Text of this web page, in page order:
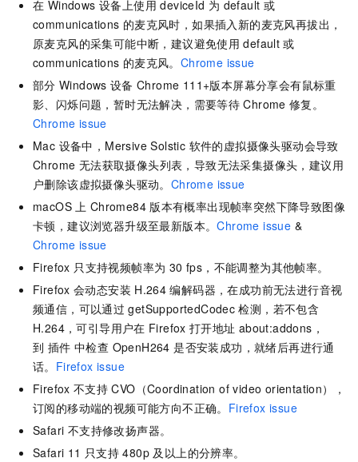
在 Windows 设备上使用 deviceId 为 default 或
communications 的麦克风时，如果插入新的麦克风再拔出，
原麦克风的采集可能中断，建议避免使用 default 或
communications 的麦克风。 Chrome issue
部分 Windows 设备 Chrome 111+版本屏幕分享会有鼠标重
影、闪烁问题，暂时无法解决，需要等待 Chrome 修复。
Chrome issue
Mac 设备中，Mersive Solstic 软件的虚拟摄像头驱动会导致
Chrome 无法获取摄像头列表，导致无法采集摄像头，建议用
户删除该虚拟摄像头驱动。 Chrome issue
macOS 上 Chrome84 版本有概率出现帧率突然下降导致图像
卡顿，建议浏览器升级至最新版本。Chrome issue &
Chrome issue
Firefox 只支持视频帧率为 30 fps，不能调整为其他帧率。
Firefox 会动态安装 H.264 编解码器，在成功前无法进行音视
频通信，可以通过 getSupportedCodec 检测，若不包含
H.264，可引导用户在 Firefox 打开地址 about:addons，
到 插件 中检查 OpenH264 是否安装成功，就绪后再进行通
话。 Firefox issue
Firefox 不支持 CVO（Coordination of video orientation），
订阅的移动端的视频可能方向不正确。 Firefox issue
Safari 不支持修改扬声器。
Safari 11 只支持 480p 及以上的分辨率。